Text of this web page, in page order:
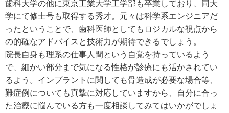
歯科大学の他に東京工業大学工学部も卒業しており、同大
学にて修士号も取得する秀才。元々は科学系エンジニアだ
ったということで、歯科医師としてもロジカルな視点から
の的確なアドバイスと技術力が期待できるでしょう。
院長自身も理系の仕事人間という自覚を持っているよう
で、細かい部分まで気になる性格が診療にも活かされてい
るよう。インプラントに関しても骨造成が必要な場合等、
難症例についても真摯に対応していますから、自分に合っ
た治療に悩んでいる方も一度相談してみてはいかがでしょ